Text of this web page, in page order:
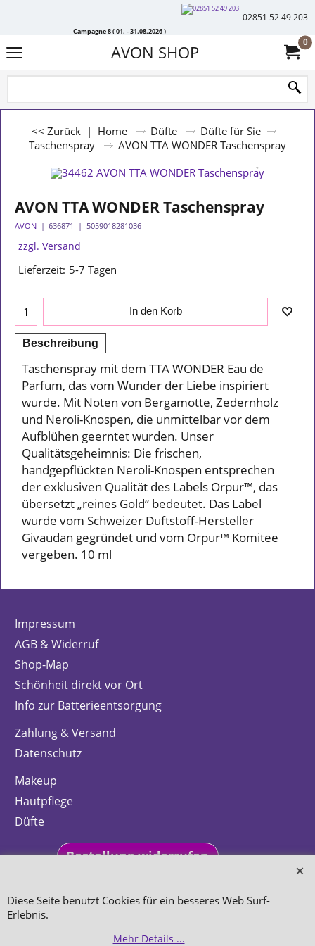
Campagne 8 ( 01. - 31.08.2026 )
02851 52 49 203
AVON SHOP 0
<< Zurück | Home Düfte
Düfte für Sie
Taschenspray
AVON TTA WONDER Taschenspray
AVON TTA WONDER Taschenspray
AVON 636871 5059018281036
zzgl. Versand
Lieferzeit: 5-7 Tagen
In den Korb
Beschreibung
Taschenspray mit dem TTA WONDER Eau de
Parfum, das vom Wunder der Liebe inspiriert
wurde. Mit Noten von Bergamotte, Zedernholz
und Neroli-Knospen, die unmittelbar vor dem
Aufblühen geerntet wurden. Unser
Qualitätsgeheimnis: Die frischen,
handgepflückten Neroli-Knospen entsprechen
der exklusiven Qualität des Labels Orpur™, das
übersetzt „reines Gold“ bedeutet. Das Label
wurde vom Schweizer Duftstoff-Hersteller
Givaudan gegründet und vom Orpur™ Komitee
vergeben. 10 ml
Impressum
AGB & Widerruf
Shop-Map
Schönheit direkt vor Ort
Info zur Batterieentsorgung
Zahlung & Versand
Datenschutz
Makeup
Hautpflege
Düfte
Bestellung widerrufen
WebShop erstellt mit
ShopFactory Shop
Diese Seite benutzt Cookies für ein besseres Web Surf-
Erlebnis.
Mehr Details ...